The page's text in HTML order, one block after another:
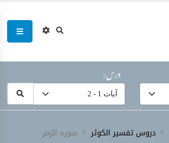
درس:
دروس تفسیر الکوثر سورہ ‎الزمر‎